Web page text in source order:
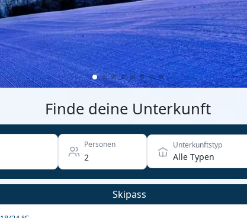
Finde deine Unterkunft
Personen Unterkunftstyp
Alle Typen
Skipass